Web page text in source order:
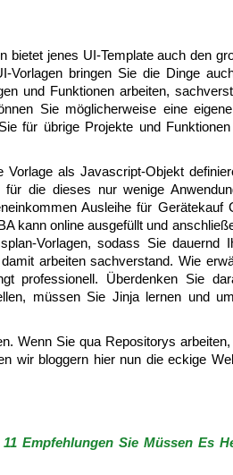
bietet jenes UI-Template auch den
Vorlagen bringen Sie die Dinge
und Funktionen arbeiten,
Sie möglicherweise eine
für übrige Projekte und
als Javascript-Objekt
die dieses nur wenige
Ausleihe für Gerätekauf
kann online ausgefüllt und
Vorlagen, sodass Sie dauernd
arbeiten sachverstand. Wie
professionell. Überdenken Sie
müssen Sie Jinja lernen und
Wenn Sie qua Repositorys
wir bloggern hier nun die eckige
Empfehlungen Sie Müssen Es